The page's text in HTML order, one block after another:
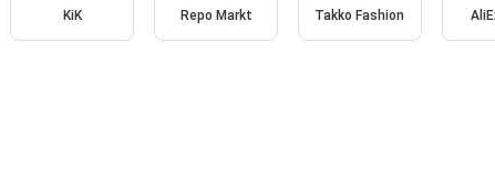
KiK Repo Markt Takko Fashion